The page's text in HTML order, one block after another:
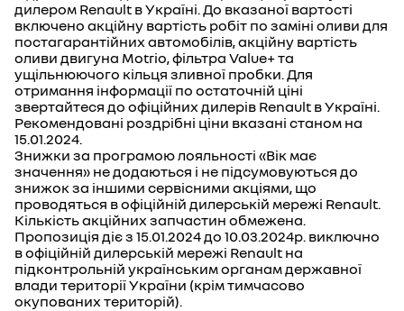
дилером Renault в Україні. До вказаної вартості
включено акційну вартість робіт по заміні оливи для
постагарантійних автомобілів, акційну вартість
оливи двигуна Motrio, фільтра Value+ та
ущільнюючого кільця зливної пробки. Для
отримання інформації по остаточній ціні
звертайтеся до офіційних дилерів Renault в Україні.
Рекомендовані роздрібні ціни вказані станом на
15.01.2024.
Знижки за програмою лояльності «Вік має
значення» не додаються і не підсумовуються до
знижок за іншими сервісними акціями, що
проводяться в офіційній дилерській мережі Renault.
Кількість акційних запчастин обмежена.
Пропозиція діє з 15.01.2024 до 10.03.2024р. виключно
в офіційній дилерській мережі Renault на
підконтрольній українським органам державної
влади території України (крім тимчасово
окупованих територій).